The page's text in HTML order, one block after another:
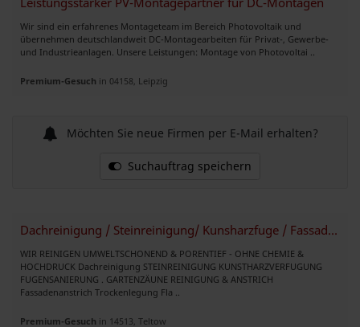
Wir sind ein erfahrenes Montageteam im Bereich Photovoltaik und
übernehmen deutschlandweit DC-Montagearbeiten für Privat-, Gewerbe-
und Industrieanlagen. Unsere Leistungen: Montage von Photovoltai ..
Premium-Gesuch in 04158, Leipzig
Möchten Sie neue Firmen per E-Mail erhalten?
Suchauftrag speichern
Dachreinigung / Steinreinigung/ Kunsharzfuge / Fassadenanstrich
WIR REINIGEN UMWELTSCHONEND & PORENTIEF - OHNE CHEMIE &
HOCHDRUCK Dachreinigung STEINREINIGUNG KUNSTHARZVERFUGUNG
FUGENSANIERUNG . GARTENZÄUNE REINIGUNG & ANSTRICH
Fassadenanstrich Trockenlegung Fla ..
Premium-Gesuch in 14513, Teltow